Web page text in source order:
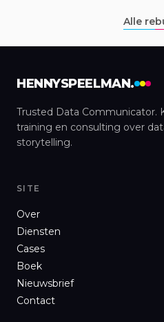
Alle
HENNYSPEELMAN.
Trusted Data Communicator.
training en consulting over
storytelling.
SITE
Over
Diensten
Cases
Boek
Nieuwsbrief
Contact